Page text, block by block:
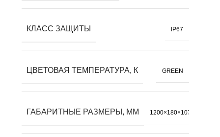
КЛАСС ЗАЩИТЫ IP67
ЦВЕТОВАЯ ТЕМПЕРАТУРА, К GREEN
ГАБАРИТНЫЕ РАЗМЕРЫ, ММ 1200×180×107